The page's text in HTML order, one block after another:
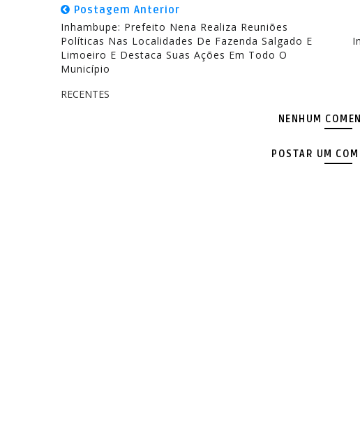
Postagem Anterior
Inhambupe: Prefeito Nena Realiza Reuniões
Políticas Nas Localidades De Fazenda Salgado E
Limoeiro E Destaca Suas Ações Em Todo O
Município
RECENTES
NENHUM
POSTAR UM